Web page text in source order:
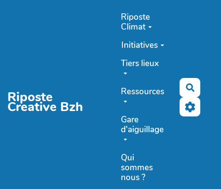
Riposte
Creative Bzh
Riposte
Climat
Initiatives
Tiers lieux
Ressources
Gare
d'aiguillage
Qui
sommes
nous ?